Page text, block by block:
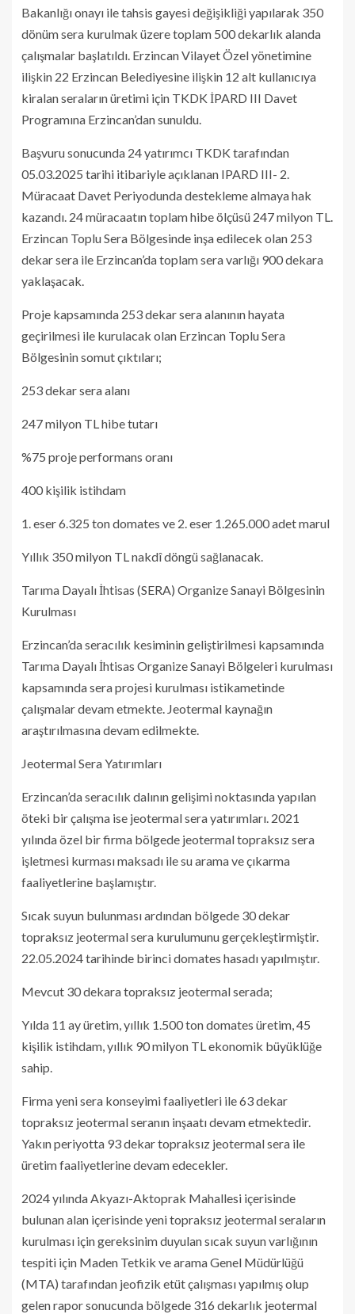
Bakanlığı onayı ile tahsis gayesi değişikliği yapılarak 350
dönüm sera kurulmak üzere toplam 500 dekarlık alanda
çalışmalar başlatıldı. Erzincan Vilayet Özel yönetimine
ilişkin 22 Erzincan Belediyesine ilişkin 12 alt kullanıcıya
kiralan seraların üretimi için TKDK İPARD III Davet
Programına Erzincan’dan sunuldu.
Başvuru sonucunda 24 yatırımcı TKDK tarafından
05.03.2025 tarihi itibariyle açıklanan IPARD III- 2.
Müracaat Davet Periyodunda destekleme almaya hak
kazandı. 24 müracaatın toplam hibe ölçüsü 247 milyon TL.
Erzincan Toplu Sera Bölgesinde inşa edilecek olan 253
dekar sera ile Erzincan’da toplam sera varlığı 900 dekara
yaklaşacak.
Proje kapsamında 253 dekar sera alanının hayata
geçirilmesi ile kurulacak olan Erzincan Toplu Sera
Bölgesinin somut çıktıları;
253 dekar sera alanı
247 milyon TL hibe tutarı
%75 proje performans oranı
400 kişilik istihdam
1. eser 6.325 ton domates ve 2. eser 1.265.000 adet marul
Yıllık 350 milyon TL nakdî döngü sağlanacak.
Tarıma Dayalı İhtisas (SERA) Organize Sanayi Bölgesinin
Kurulması
Erzincan’da seracılık kesiminin geliştirilmesi kapsamında
Tarıma Dayalı İhtisas Organize Sanayi Bölgeleri kurulması
kapsamında sera projesi kurulması istikametinde
çalışmalar devam etmekte. Jeotermal kaynağın
araştırılmasına devam edilmekte.
Jeotermal Sera Yatırımları
Erzincan’da seracılık dalının gelişimi noktasında yapılan
öteki bir çalışma ise jeotermal sera yatırımları. 2021
yılında özel bir firma bölgede jeotermal topraksız sera
işletmesi kurması maksadı ile su arama ve çıkarma
faaliyetlerine başlamıştır.
Sıcak suyun bulunması ardından bölgede 30 dekar
topraksız jeotermal sera kurulumunu gerçekleştirmiştir.
22.05.2024 tarihinde birinci domates hasadı yapılmıştır.
Mevcut 30 dekara topraksız jeotermal serada;
Yılda 11 ay üretim, yıllık 1.500 ton domates üretim, 45
kişilik istihdam, yıllık 90 milyon TL ekonomik büyüklüğe
sahip.
Firma yeni sera konseyimi faaliyetleri ile 63 dekar
topraksız jeotermal seranın inşaatı devam etmektedir.
Yakın periyotta 93 dekar topraksız jeotermal sera ile
üretim faaliyetlerine devam edecekler.
2024 yılında Akyazı-Aktoprak Mahallesi içerisinde
bulunan alan içerisinde yeni topraksız jeotermal seraların
kurulması için gereksinim duyulan sıcak suyun varlığının
tespiti için Maden Tetkik ve arama Genel Müdürlüğü
(MTA) tarafından jeofizik etüt çalışması yapılmış olup
gelen rapor sonucunda bölgede 316 dekarlık jeotermal